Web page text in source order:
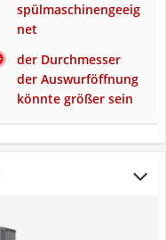
spülmaschinengeeig
net
der Durchmesser
der Auswurföffnung
könnte größer sein